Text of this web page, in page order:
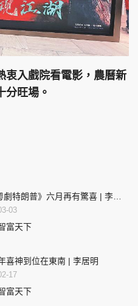
衷入戲院看電影，農曆新
分旺場。
劇特朗普》六月再有驚喜 | 李居
03
富天下
喜神到位在東南 | 李居明
17
富天下